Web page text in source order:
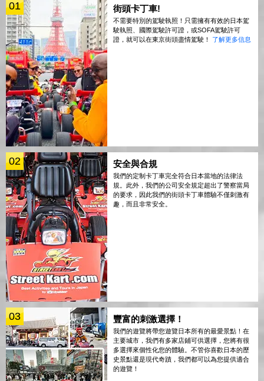
01 街頭卡丁車!
不需要特別的駕駛執照！只需擁有有效的日本駕
駛執照、國際駕駛許可證，或SOFA駕駛許可
證，就可以在東京街頭盡情駕駛！ 了解更多信息
02 安全與合規
我們的定制卡丁車完全符合日本當地的法律法
規。此外，我們的公司安全規定超出了警察當局
的要求，因此我們的街頭卡丁車體驗不僅刺激有
趣，而且非常安全。
03 豐富的刺激選擇！
我們的遊覽將帶您遊覽日本所有的最愛景點！在
主要城市，我們有多家店鋪可供選擇，您將有很
多選擇來個性化您的體驗。不管你喜歡日本的歷
史景點還是現代奇蹟，我們都可以為您提供適合
的遊覽！